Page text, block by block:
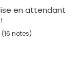
en attendant
(16 notes)